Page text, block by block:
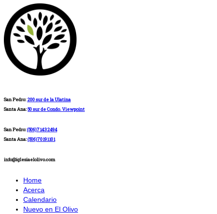
San Pedro: 200 sur de la Ulatina
Santa Ana:50 sur de Condo. Viewpoint
San Pedro:(506)71432494
Santa Ana:(506)70191101
info@iglesiaelolivo.com
Home
Acerca
Calendario
Nuevo en El Olivo